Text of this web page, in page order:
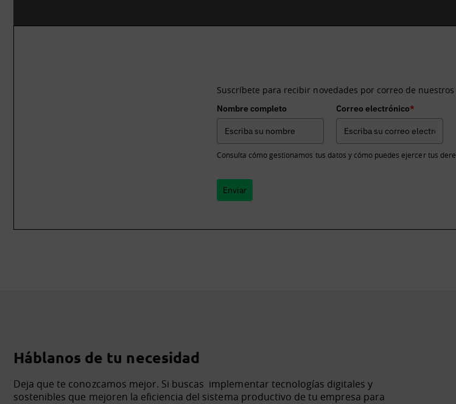
Suscríbete para recibir novedades por correo de
Nombre completo Correo electrónico*
Consulta cómo gestionamos tus datos y cómo puedes ejercer tus
Enviar
Háblanos de tu necesidad
Deja que te conozcamos mejor. Si buscas implementar tecnologías digitales y
sostenibles que mejoren la eficiencia del sistema productivo de tu empresa para